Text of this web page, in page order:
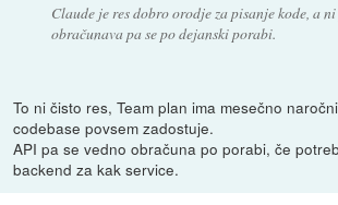
Claude je res dobro orodje za pisanje kode, a
obračunava pa se po dejanski porabi.
To ni čisto res, Team plan ima mesečno
codebase povsem zadostuje.
API pa se vedno obračuna po porabi, če
backend za kak service.